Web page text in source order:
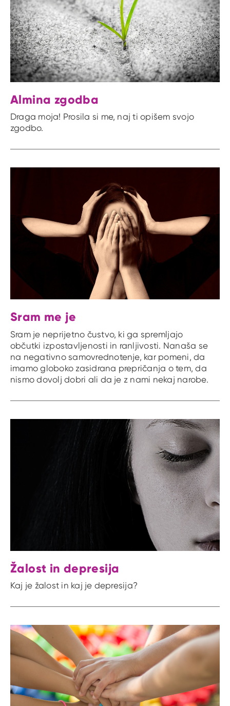
Almina zgodba
Draga moja! Prosila si me, naj ti opišem svojo
zgodbo.
Sram me je
Sram je neprijetno čustvo, ki ga spremljajo
občutki izpostavljenosti in ranljivosti. Nanaša se
na negativno samovrednotenje, kar pomeni, da
imamo globoko zasidrana prepričanja o tem, da
nismo dovolj dobri ali da je z nami nekaj narobe.
Žalost in depresija
Kaj je žalost in kaj je depresija?